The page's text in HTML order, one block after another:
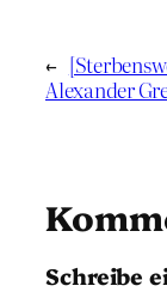
←
Alexander
Schreibe